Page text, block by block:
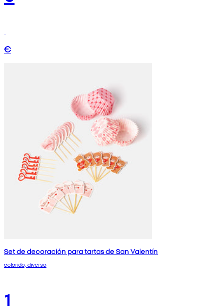
€
Set de decoración para tartas de San Valentín
colorido, diverso
1